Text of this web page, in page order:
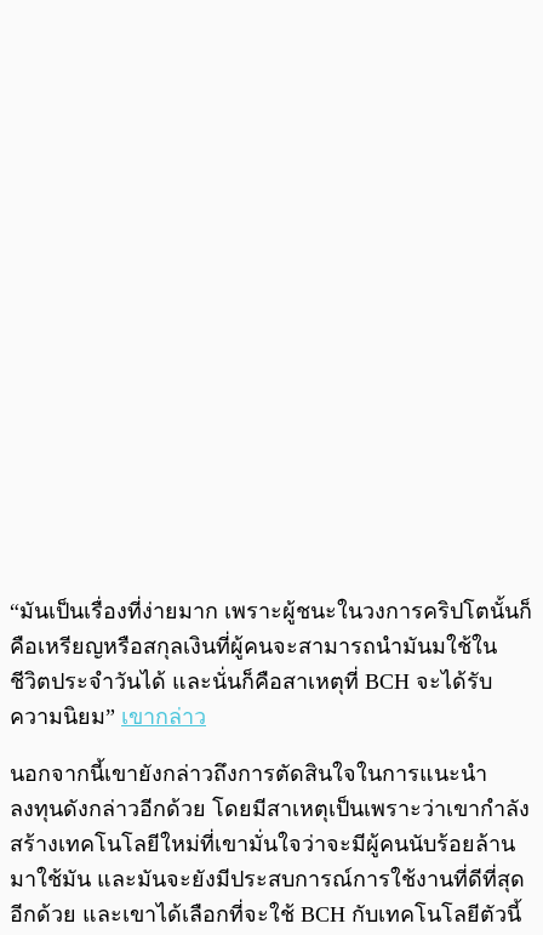
“มันเป็นเรื่องที่ง่ายมาก เพราะผู้ชนะในวงการคริปโตนั้นก็
คือเหรียญหรือสกุลเงินที่ผู้คนจะสามารถนำมันมใช้ใน
ชีวิตประจำวันได้ และนั่นก็คือสาเหตุที่ BCH จะได้รับ
ความนิยม” เขากล่าว
นอกจากนี้เขายังกล่าวถึงการตัดสินใจในการแนะนำ
ลงทุนดังกล่าวอีกด้วย โดยมีสาเหตุเป็นเพราะว่าเขากำลัง
สร้างเทคโนโลยีใหม่ที่เขามั่นใจว่าจะมีผู้คนนับร้อยล้าน
มาใช้มัน และมันจะยังมีประสบการณ์การใช้งานที่ดีที่สุด
อีกด้วย และเขาได้เลือกที่จะใช้ BCH กับเทคโนโลยีตัวนี้